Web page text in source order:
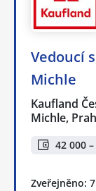
Vedoucí
Michle
Kaufland
Michle,
42 000
Zveřejněno: